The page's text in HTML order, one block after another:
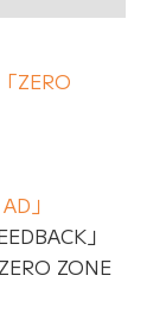
ZERO
」
」
ZONE